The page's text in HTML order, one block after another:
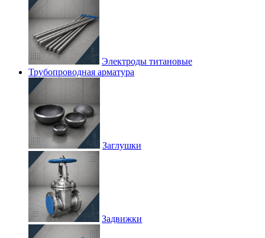
Электроды титановые
Трубопроводная арматура
Заглушки
Задвижки